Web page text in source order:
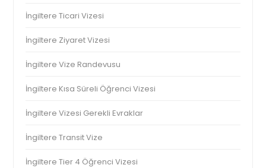
İngiltere Ticari Vizesi
İngiltere Ziyaret Vizesi
İngiltere Vize Randevusu
İngiltere Kısa Süreli Öğrenci Vizesi
İngiltere Vizesi Gerekli Evraklar
İngiltere Transit Vize
İngiltere Tier 4 Öğrenci Vizesi